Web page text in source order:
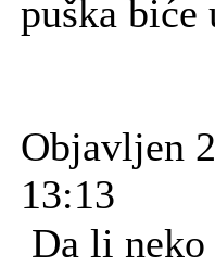
puška biće
Objavljen
13:13
Da li